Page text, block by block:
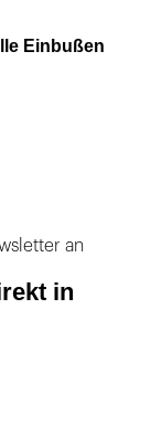
Einbußen
an
in